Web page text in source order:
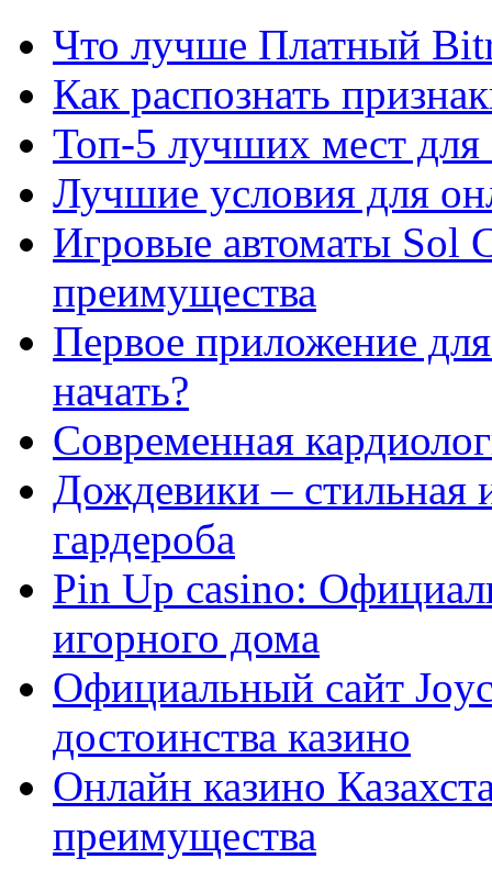
Что лучше Платный
Как распознать
Топ-5 лучших мест для
Лучшие условия для
Игровые автоматы Sol
преимущества
Первое приложение
начать?
Современная
Дождевики – стильная
гардероба
Pin Up casino:
игорного дома
Официальный сайт
достоинства казино
Онлайн казино
преимущества